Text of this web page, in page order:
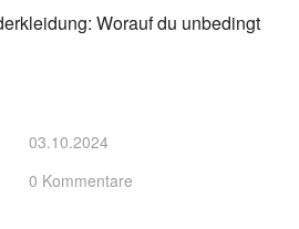
Worauf du unbedingt
03.10.2024
0 Kommentare